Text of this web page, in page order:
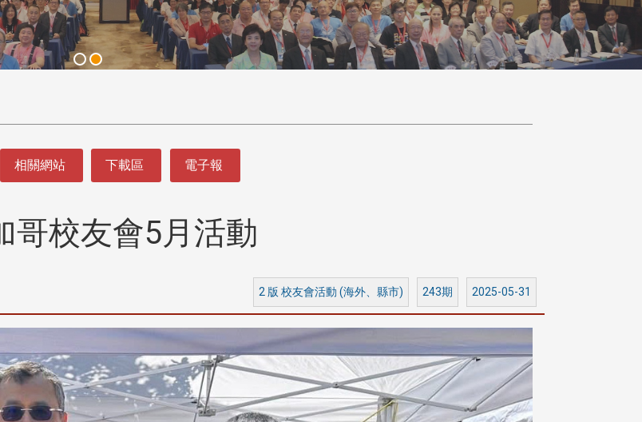
相關網站 下載區 電子報
哥校友會5月活動
2 版 校友會活動 (海外、縣市) 243期 2025-05-31